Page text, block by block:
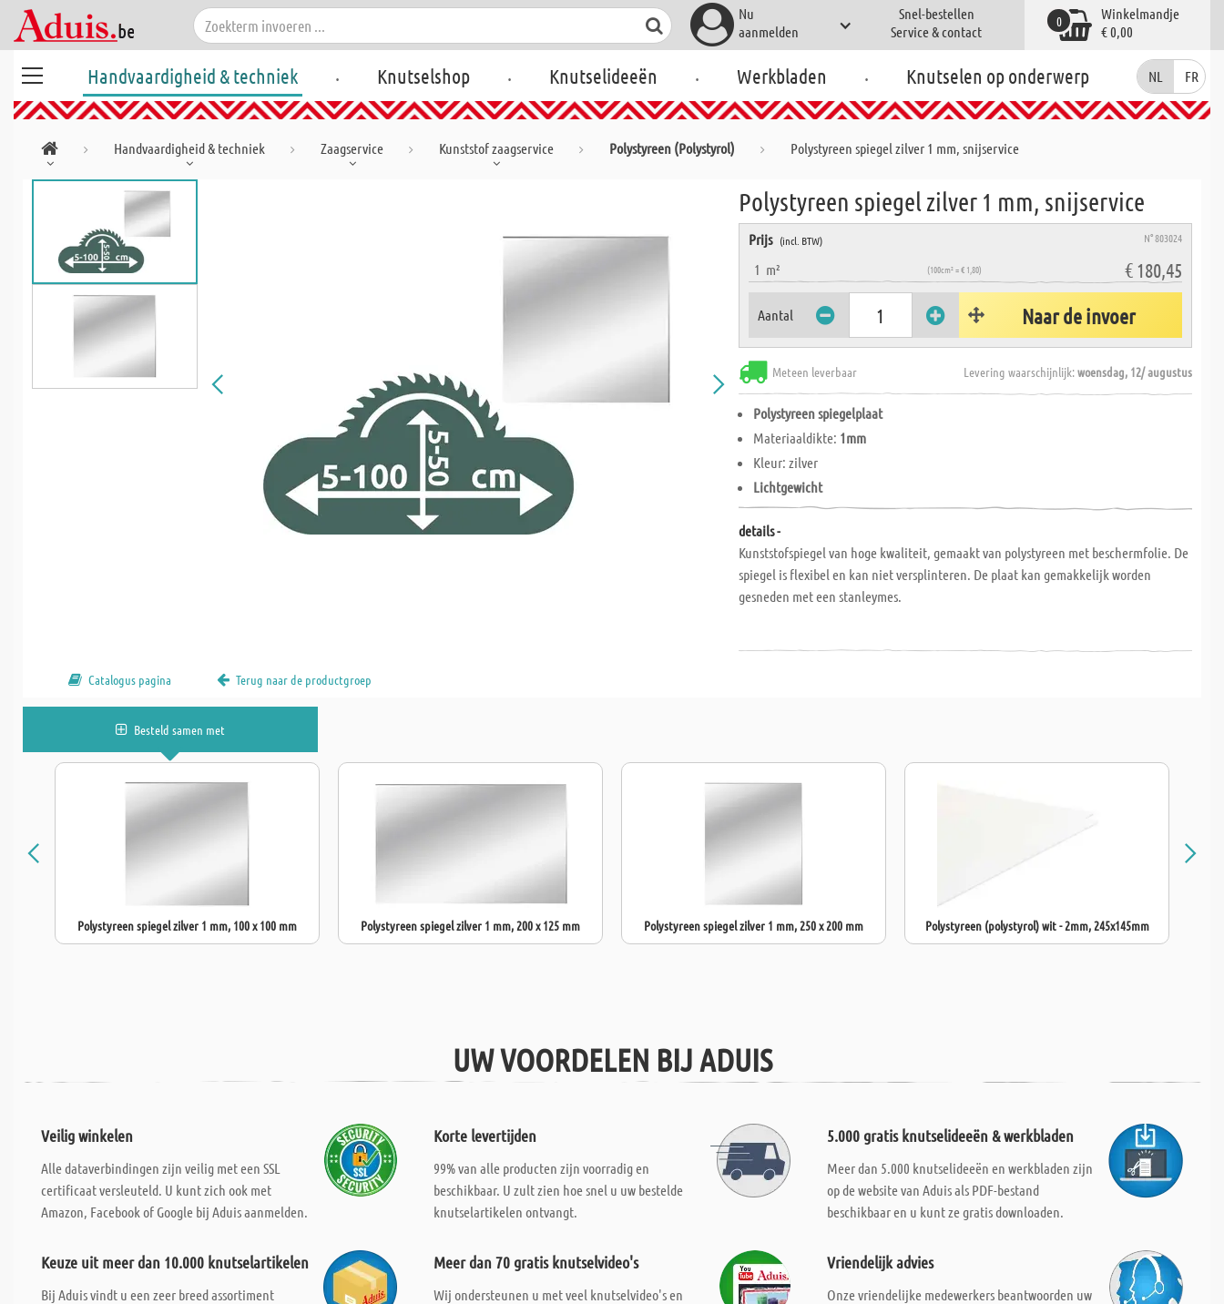
Nu
aanmelden
Snel-bestellen
Service & contact
Winkelmandje
€ 0,00
0
Handvaardigheid & techniek . Knutselshop . Knutselideeën . Werkbladen . Knutselen op onderwerp NL FR
Handvaardigheid & techniek Zaagservice Kunststof zaagservice Polystyreen (Polystyrol) Polystyreen spiegel zilver 1 mm, snijservice
Polystyreen spiegel zilver 1 mm, snijservice
Prijs (incl. BTW) N° 803024
1 m² (100cm² = € 1,80) € 180,45
Aantal Naar de invoer
Meteen leverbaar Levering waarschijnlijk:woensdag, 12/ augustus
Polystyreen spiegelplaat
Materiaaldikte: 1mm
Kleur: zilver
Lichtgewicht
details -
Kunststofspiegel van hoge kwaliteit, gemaakt van polystyreen met beschermfolie. De
spiegel is flexibel en kan niet versplinteren. De plaat kan gemakkelijk worden
gesneden met een stanleymes.
Catalogus pagina Terug naar de productgroep
Besteld samen met
Polystyreen spiegel zilver 1 mm, 100 x 100 mm Polystyreen spiegel zilver 1 mm, 200 x 125 mm Polystyreen spiegel zilver 1 mm, 250 x 200 mm Polystyreen (polystyrol) wit - 2mm, 245x145mm
UW VOORDELEN BIJ ADUIS
Veilig winkelen
Alle dataverbindingen zijn veilig met een SSL
certificaat versleuteld. U kunt zich ook met
Amazon, Facebook of Google bij Aduis aanmelden.
Korte levertijden
99% van alle producten zijn voorradig en
beschikbaar. U zult zien hoe snel u uw bestelde
knutselartikelen ontvangt.
5.000 gratis knutselideeën & werkbladen
Meer dan 5.000 knutselideeën en werkbladen zijn
op de website van Aduis als PDF-bestand
beschikbaar en u kunt ze gratis downloaden.
Keuze uit meer dan 10.000 knutselartikelen
Bij Aduis vindt u een zeer breed assortiment
Meer dan 70 gratis knutselvideo's
Wij ondersteunen u met veel knutselvideo's en
Vriendelijk advies
Onze vriendelijke medewerkers beantwoorden uw